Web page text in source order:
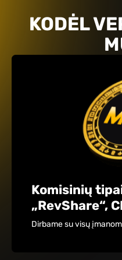
KODĖL
Komisinių
„RevShare“,
Dirbame su visų